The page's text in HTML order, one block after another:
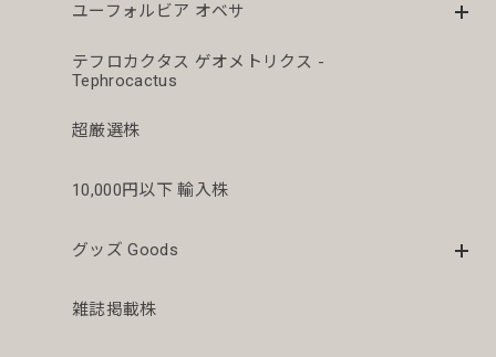
ユーフォルビア オベサ
テフロカクタス ゲオメトリクス -
Tephrocactus
超厳選株
10,000円以下 輸入株
グッズ Goods
雑誌掲載株